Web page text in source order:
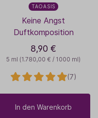
TAOASIS
Keine Angst
Duftkomposition
5 ml (1.780,00 € / 1000 ml)
8,90 €
(7)
In den Warenkorb